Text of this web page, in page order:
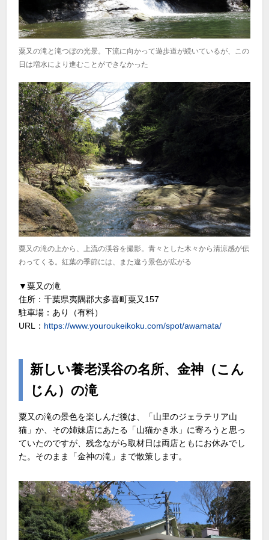
粟又の滝と滝つぼの光景。下流に向かって遊歩道が続いているが、この
日は増水により進むことができなかった
粟又の滝の上から、上流の渓谷を撮影。青々とした木々から清涼感が伝
わってくる。紅葉の季節には、また違う景色が広がる
▼粟又の滝
住所：千葉県夷隅郡大多喜町粟又157
駐車場：あり（有料）
URL： https://www.youroukeikoku.com/spot/awamata/
新しい養老渓谷の名所、金神（こん
じん）の滝
粟又の滝の景色を楽しんだ後は、「山里のジェラテリア山
猫」か、その姉妹店にあたる「山猫かき氷」に寄ろうと思っ
ていたのですが、残念ながら取材日は両店ともにお休みでし
た。そのまま「金神の滝」まで散策します。